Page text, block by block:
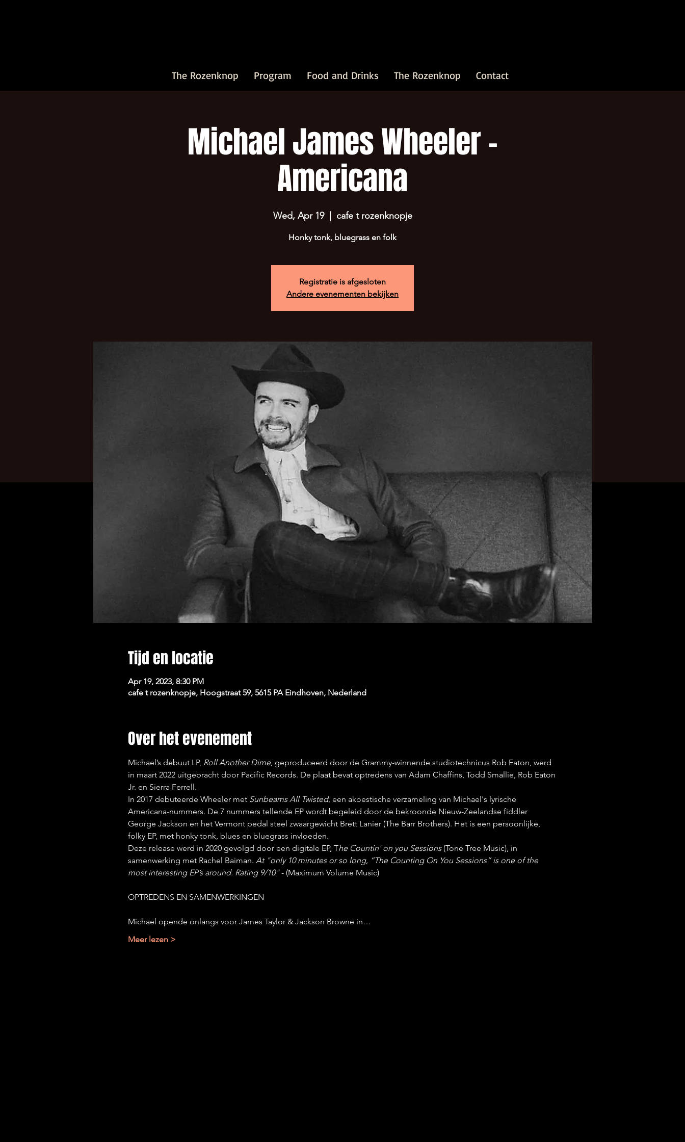
The Rozenknop Program Food and Drinks The Rozenknop Contact
Michael James Wheeler -
Americana
Wed, Apr 19
  |
cafe t rozenknopje
Honky tonk, bluegrass en folk
Registratie is afgesloten
Andere evenementen bekijken
Tijd en locatie
Apr 19, 2023, 8:30 PM
cafe t rozenknopje, Hoogstraat 59, 5615 PA Eindhoven, Nederland
Over het evenement
Michael’s debuut LP, Roll Another Dime, geproduceerd door de Grammy-winnende studiotechnicus Rob Eaton, werd
in maart 2022 uitgebracht door Pacific Records. De plaat bevat optredens van Adam Chaffins, Todd Smallie, Rob Eaton
Jr. en Sierra Ferrell.
In 2017 debuteerde Wheeler met Sunbeams All Twisted, een akoestische verzameling van Michael's lyrische
Americana-nummers. De 7 nummers tellende EP wordt begeleid door de bekroonde Nieuw-Zeelandse fiddler
George Jackson en het Vermont pedal steel zwaargewicht Brett Lanier (The Barr Brothers). Het is een persoonlijke,
folky EP, met honky tonk, blues en bluegrass invloeden.
Deze release werd in 2020 gevolgd door een digitale EP, The Countin' on you Sessions (Tone Tree Music), in
samenwerking met Rachel Baiman. At "only 10 minutes or so long, “The Counting On You Sessions” is one of the
most interesting EP’s around. Rating 9/10" - (Maximum Volume Music)
Michael opende onlangs voor James Taylor & Jackson Browne in…
Meer lezen >